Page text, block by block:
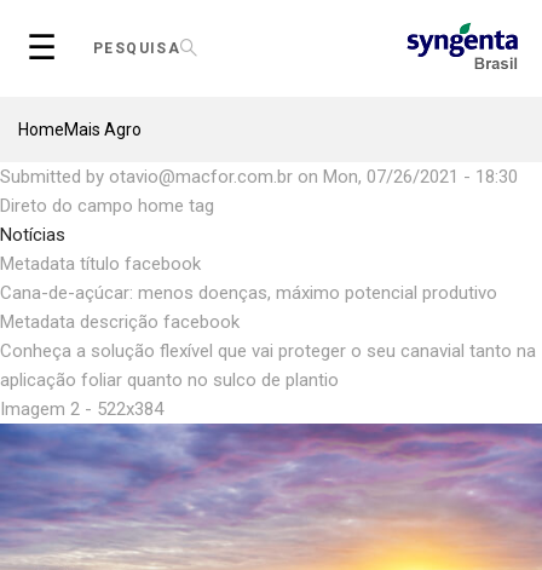
☰ PESQUISA
Breadcrumb
HomeMais Agro
Submitted by otavio@macfor.com.br on Mon, 07/26/2021 - 18:30
Direto do campo home tag
Notícias
Metadata título facebook
Cana-de-açúcar: menos doenças, máximo potencial produtivo
Metadata descrição facebook
Conheça a solução flexível que vai proteger o seu canavial tanto na
aplicação foliar quanto no sulco de plantio
Imagem 2 - 522x384